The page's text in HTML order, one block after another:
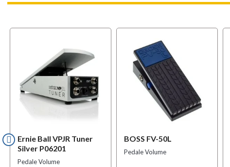
Ernie Ball VPJR Tuner
Silver P06201
Pedale Volume
BOSS FV-50L
Pedale Volume